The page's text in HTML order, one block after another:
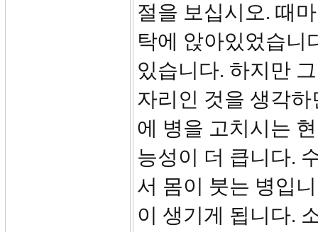
절을 보십시오. 때
탁에 앉아있었습니
있습니다. 하지만
자리인 것을 생각
에 병을 고치시는
능성이 더 큽니다.
서 몸이 붓는 병입
이 생기게 됩니다.